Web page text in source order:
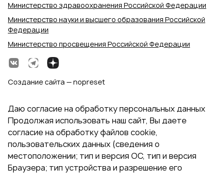
Министерство здравоохранения Российской Федерации
Министерство науки и высшего образования Российской
Федерации
Министерство просвещения Российской Федерации
Создание сайта — nopreset
Даю согласие на обработку персональных данных
Продолжая использовать наш сайт, Вы даете
согласие на обработку файлов cookie,
пользовательских данных (сведения о
местоположении; тип и версия ОС, тип и версия
Браузера; тип устройства и разрешение его